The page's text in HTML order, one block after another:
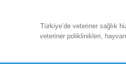
Türkiye’de veteriner sağlık
veteriner poliklinikleri,